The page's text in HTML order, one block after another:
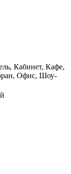
Кабинет, Кафе,
Офис, Шоу-